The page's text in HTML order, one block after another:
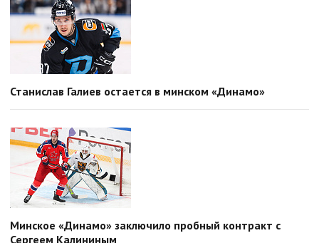
Станислав Галиев остается в минском «Динамо»
Минское «Динамо» заключило пробный контракт с
Сергеем Калининым